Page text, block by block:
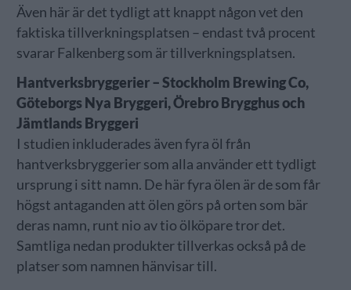
Även här är det tydligt att knappt någon vet den
faktiska tillverkningsplatsen – endast två procent
svarar Falkenberg som är tillverkningsplatsen.
Hantverksbryggerier – Stockholm Brewing Co,
Göteborgs Nya Bryggeri, Örebro Brygghus och
Jämtlands Bryggeri
I studien inkluderades även fyra öl från
hantverksbryggerier som alla använder ett tydligt
ursprung i sitt namn. De här fyra ölen är de som får
högst antaganden att ölen görs på orten som bär
deras namn, runt nio av tio ölköpare tror det.
Samtliga nedan produkter tillverkas också på de
platser som namnen hänvisar till.